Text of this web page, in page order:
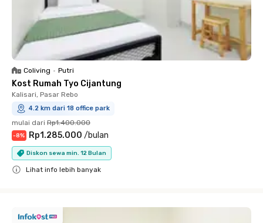
Coliving • Putri
Kost Rumah Tyo Cijantung
Kalisari, Pasar Rebo
4.2 km dari 18 office park
mulai dari Rp1.400.000
-8% Rp1.285.000 /bulan
Diskon sewa min. 12 Bulan
Lihat info lebih banyak